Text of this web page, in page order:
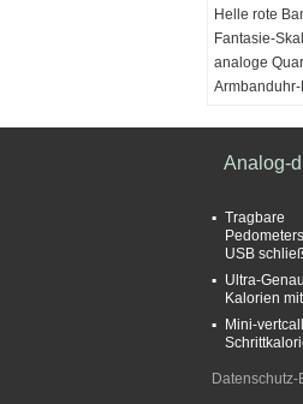
Helle rote
Fantasie-
analoge
Analog-
Tragbare
USB
Ultra-
Kalorien
Mini-
Datenschutz-